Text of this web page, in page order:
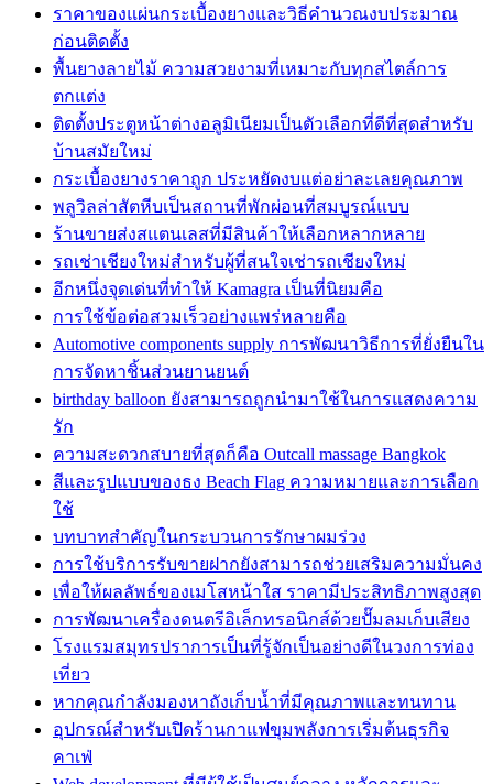
ราคาของแผ่นกระเบื้องยางและวิธีคำนวณงบประมาณ
ก่อนติดตั้ง
พื้นยางลายไม้ ความสวยงามที่เหมาะกับทุกสไตล์การ
ตกแต่ง
ติดตั้งประตูหน้าต่างอลูมิเนียมเป็นตัวเลือกที่ดีที่สุดสำหรับ
บ้านสมัยใหม่
กระเบื้องยางราคาถูก ประหยัดงบแต่อย่าละเลยคุณภาพ
พลูวิลล่าสัตหีบเป็นสถานที่พักผ่อนที่สมบูรณ์แบบ
ร้านขายส่งสแตนเลสที่มีสินค้าให้เลือกหลากหลาย
รถเช่าเชียงใหม่สำหรับผู้ที่สนใจเช่ารถเชียงใหม่
อีกหนึ่งจุดเด่นที่ทำให้ Kamagra เป็นที่นิยมคือ
การใช้ข้อต่อสวมเร็วอย่างแพร่หลายคือ
Automotive components supply การพัฒนาวิธีการที่ยั่งยืนใน
การจัดหาชิ้นส่วนยานยนต์
birthday balloon ยังสามารถถูกนำมาใช้ในการแสดงความ
รัก
ความสะดวกสบายที่สุดก็คือ Outcall massage Bangkok
สีและรูปแบบของธง Beach Flag ความหมายและการเลือก
ใช้
บทบาทสำคัญในกระบวนการรักษาผมร่วง
การใช้บริการรับขายฝากยังสามารถช่วยเสริมความมั่นคง
เพื่อให้ผลลัพธ์ของเมโสหน้าใส ราคามีประสิทธิภาพสูงสุด
การพัฒนาเครื่องดนตรีอิเล็กทรอนิกส์ด้วยปั๊มลมเก็บเสียง
โรงแรมสมุทรปราการเป็นที่รู้จักเป็นอย่างดีในวงการท่อง
เที่ยว
หากคุณกำลังมองหาถังเก็บน้ำที่มีคุณภาพและทนทาน
อุปกรณ์สำหรับเปิดร้านกาแฟขุมพลังการเริ่มต้นธุรกิจ
คาเฟ่